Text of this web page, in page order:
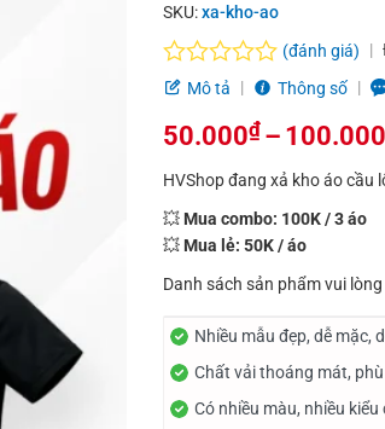
SKU:xa-kho-ao
Được
hạng
0.0
5
(đánh giá)
Mô tả
Thông số
50.000₫ – 100.000
Khoảng
giá:
từ
đến
100.000₫
HVShop đang xả kho áo cầu
💥 Mua combo: 100K / 3 áo
💥 Mua lẻ: 50K / áo
Danh sách sản phẩm vui
Nhiều mẫu đẹp, dễ mặc,
Chất vải thoáng mát,
Có nhiều màu, nhiều